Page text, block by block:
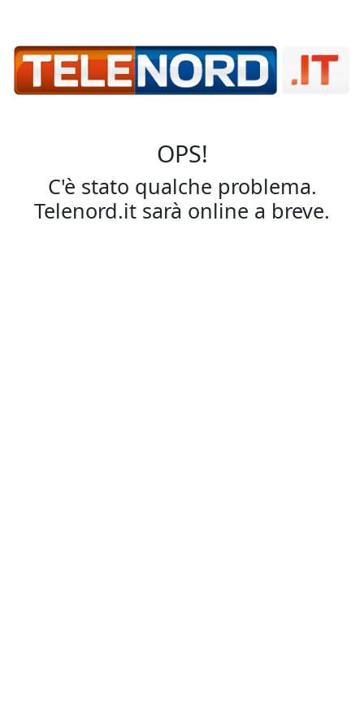
OPS!
C'è stato qualche problema.
Telenord.it sarà online a breve.